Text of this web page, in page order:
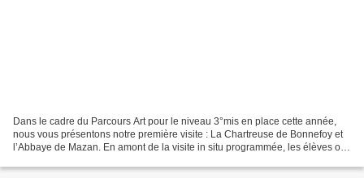
Dans le cadre du Parcours Art pour le niveau 3°mis en place cette année,
nous vous présentons notre première visite : La Chartreuse de Bonnefoy et
l’Abbaye de Mazan. En amont de la visite in situ programmée, les élèves ont